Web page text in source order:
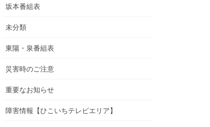
坂本番組表
未分類
東陽・泉番組表
災害時のご注意
重要なお知らせ
障害情報【ひこいちテレビエリア】